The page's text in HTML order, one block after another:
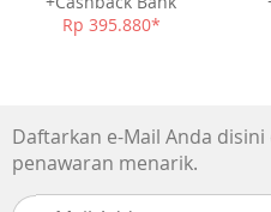
Kompatibel
iPhone & Android
Rp 395.880*
Daftarkan e-Mail Anda
penawaran menarik.